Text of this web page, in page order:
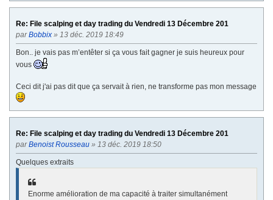
Re: File scalping et day trading du Vendredi 13 Décembre 201
parBobbix » 13 déc. 2019 18:49
Bon.. je vais pas m’entêter si ça vous fait gagner je suis heureux pour
vous
Ceci dit j'ai pas dit que ça servait à rien, ne transforme pas mon message
Re: File scalping et day trading du Vendredi 13 Décembre 201
parBenoist Rousseau » 13 déc. 2019 18:50
Quelques extraits
Enorme amélioration de ma capacité à traiter simultanément